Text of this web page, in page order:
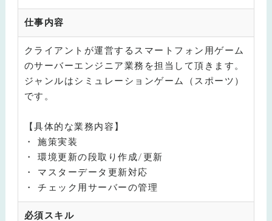
仕事内容
クライアントが運営するスマートフォン用ゲーム
のサーバーエンジニア業務を担当して頂きます。
ジャンルはシミュレーションゲーム（スポーツ）
です。
【具体的な業務内容】
施策実装
環境更新の段取り作成/更新
マスターデータ更新対応
チェック用サーバーの管理
必須スキル